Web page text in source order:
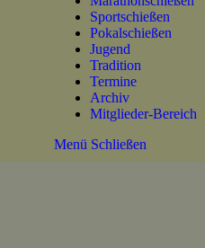
Sportschießen
Pokalschießen
Jugend
Tradition
Termine
Archiv
Mitglieder-Bereich
Menü Schließen